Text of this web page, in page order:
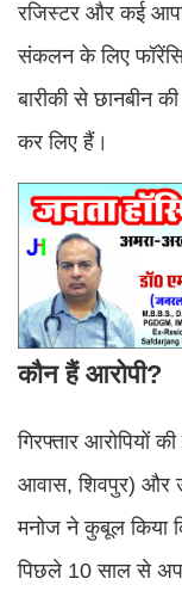
रजिस्टर और कई
संकलन के लिए
बारीकी से छानबीन
कर लिए हैं।
कौन हैं आरोपी?
गिरफ्तार आरोपियों
आवास, शिवपुर) और
मनोज ने कुबूल किया
पिछले 10 साल से